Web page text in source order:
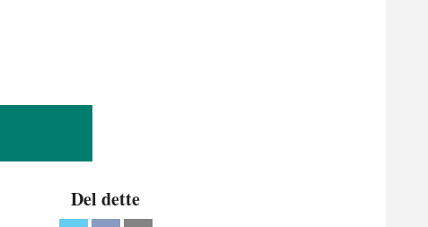
Del dette